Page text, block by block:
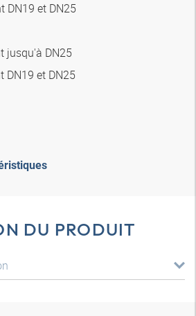
DN19 et DN25
jusqu'à DN25
DN19 et DN25
DU PRODUIT